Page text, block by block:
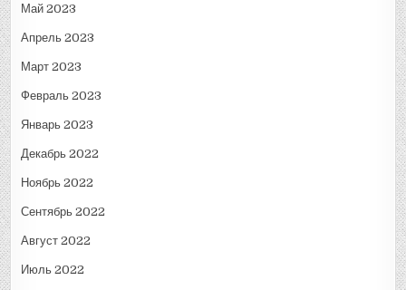
Май 2023
Апрель 2023
Март 2023
Февраль 2023
Январь 2023
Декабрь 2022
Ноябрь 2022
Сентябрь 2022
Август 2022
Июль 2022